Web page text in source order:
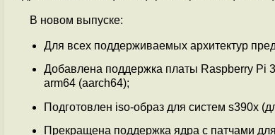
В новом выпуске:
Для всех поддерживаемых архитектур
Добавлена поддержка платы Raspberry Pi
arm64 (aarch64);
Подготовлен iso-образ для систем s390x
Прекращена поддержка ядра с патчами